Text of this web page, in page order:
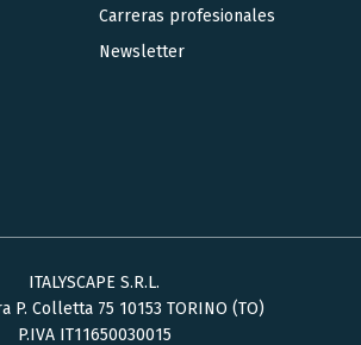
Carreras profesionales
Newsletter
ITALYSCAPE S.R.L.
P. Colletta 75 10153 TORINO (TO)
P.IVA IT11650030015